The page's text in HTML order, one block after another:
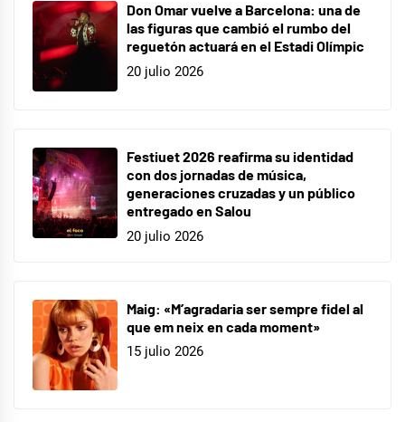
Don Omar vuelve a Barcelona: una de
las figuras que cambió el rumbo del
reguetón actuará en el Estadi Olímpic
20 julio 2026
Festiuet 2026 reafirma su identidad
con dos jornadas de música,
generaciones cruzadas y un público
entregado en Salou
20 julio 2026
Maig: «M’agradaria ser sempre fidel al
que em neix en cada moment»
15 julio 2026